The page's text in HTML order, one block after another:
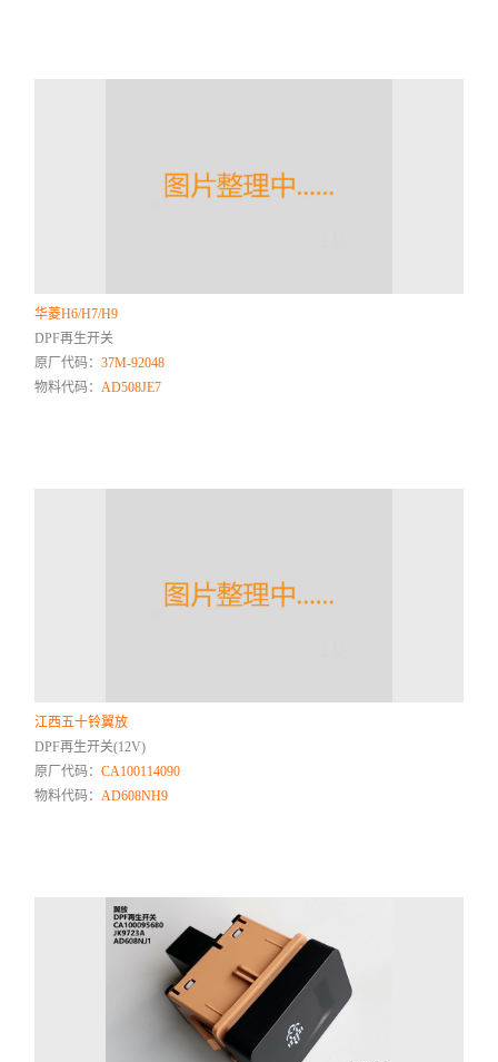
华菱H6/H7/H9
DPF再生开关
原厂代码：37M-92048
物料代码： AD508JE7
江西五十铃翼放
DPF再生开关(12V)
原厂代码：CA100114090
物料代码：AD608NH9